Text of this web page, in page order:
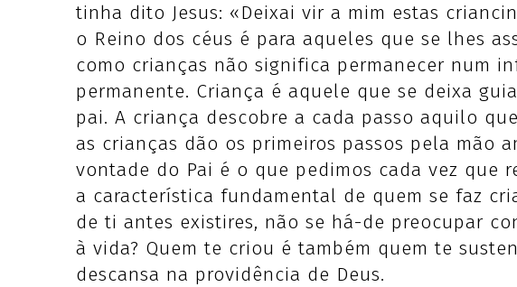
tinha dito Jesus: «Deixai vir a mim estas
o Reino dos céus é para aqueles que se lhes
como crianças não significa permanecer num
permanente. Criança é aquele que se deixa
pai. A criança descobre a cada passo aquilo
as crianças dão os primeiros passos pela mão
vontade do Pai é o que pedimos cada vez que
a característica fundamental de quem se faz
de ti antes existires, não se há-de preocupar
à vida? Quem te criou é também quem te
descansa na providência de Deus.